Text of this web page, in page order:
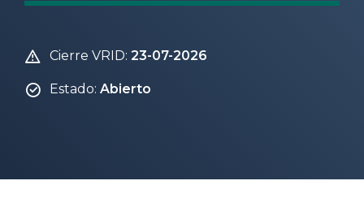
Cierre VRID: 23-07-2026
Estado: Abierto